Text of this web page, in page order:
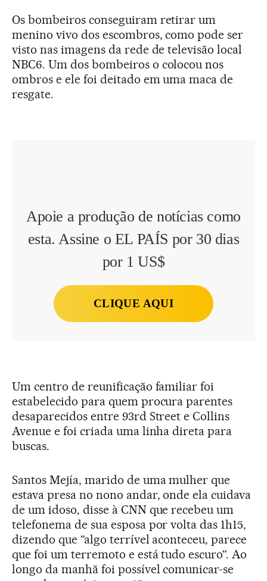
Os bombeiros conseguiram retirar um
menino vivo dos escombros, como pode ser
visto nas imagens da rede de televisão local
NBC6. Um dos bombeiros o colocou nos
ombros e ele foi deitado em uma maca de
resgate.
Apoie a produção de notícias como
esta. Assine o EL PAÍS por 30 dias
por 1 US$
CLIQUE AQUI
Um centro de reunificação familiar foi
estabelecido para quem procura parentes
desaparecidos entre 93rd Street e Collins
Avenue e foi criada uma linha direta para
buscas.
Santos Mejía, marido de uma mulher que
estava presa no nono andar, onde ela cuidava
de um idoso, disse à CNN que recebeu um
telefonema de sua esposa por volta das 1h15,
dizendo que “algo terrível aconteceu, parece
que foi um terremoto e está tudo escuro“. Ao
longo da manhã foi possível comunicar-se